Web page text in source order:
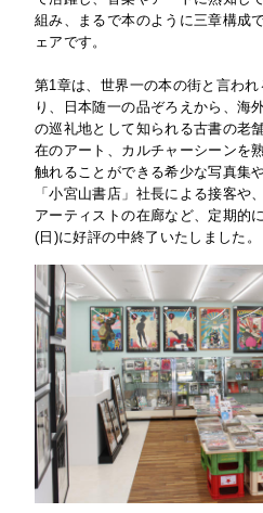
組み、まるで本のように三章構成
ェアです。
第1章は、世界一の本の街と言わ
り、日本随一の品ぞろえから、海
の巡礼地として知られる古書の老
在のアート、カルチャーシーンを
触れることができる希少な写真集
「小宮山書店」社長による接客や
アーティストの在廊など、定期的
(日)に好評の中終了いたしました。